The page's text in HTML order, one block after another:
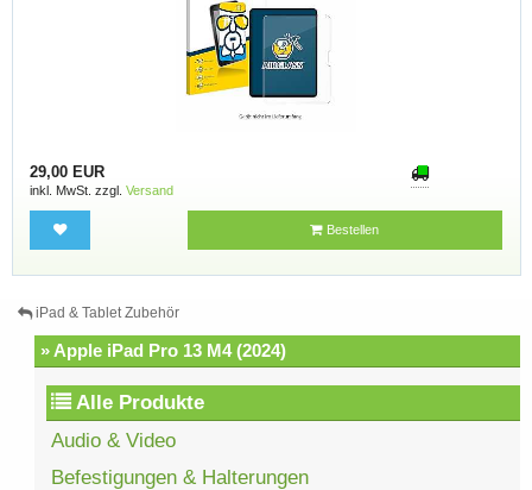
29,00 EUR
inkl. MwSt. zzgl. Versand
Bestellen
iPad & Tablet Zubehör
» Apple iPad Pro 13 M4 (2024)
Alle Produkte
Audio & Video
Befestigungen & Halterungen